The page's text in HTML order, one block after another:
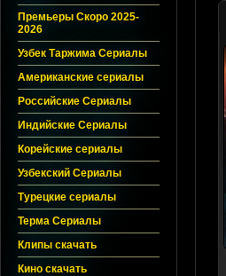
Премьеры Скоро 2025-
2026
Узбек Таржима Сериалы
Американские сериалы
Российские Сериалы
Индийские Сериалы
Корейские сериалы
Узбекский Сериалы
Турецкие сериалы
Терма Сериалы
Клипы скачать
Кино скачать